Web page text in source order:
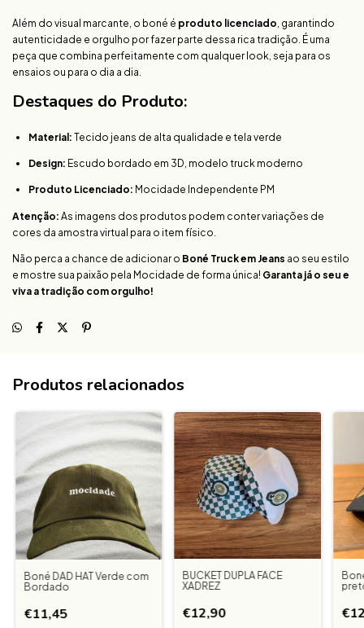
Além do visual marcante, o boné é produto licenciado , garantindo
autenticidade e orgulho por fazer parte dessa rica tradição. É uma
peça que combina perfeitamente com qualquer look, seja para os
ensaios ou para o dia a dia.
Destaques do Produto:
Material: Tecido jeans de alta qualidade e tela verde
Design: Escudo bordado em 3D, modelo truck moderno
Produto Licenciado: Mocidade Independente PM
Atenção: As imagens dos produtos podem conter variações de
cores da amostra virtual para o item físico.
Não perca a chance de adicionar o Boné Truck em Jeans ao seu estilo
e mostre sua paixão pela Mocidade de forma única! Garanta já o seu e
viva a tradição com orgulho!
Produtos relacionados
Boné DAD HAT Verde com
Bordado
€11,45
BUCKET DUPLA FACE
XADREZ
€12,90